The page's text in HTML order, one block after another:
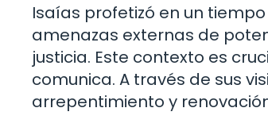
Isaías profetizó en un
amenazas externas de
justicia. Este contexto es
comunica. A través de sus
arrepentimiento y